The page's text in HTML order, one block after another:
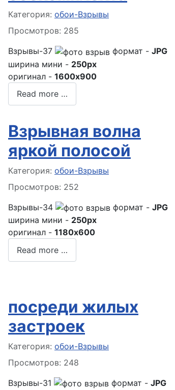
Информация о материале
Категория: обои-Взрывы
Просмотров: 285
Взрывы-37
формат - JPG
ширина мини - 250px
оригинал - 1600x900
Read more …
Взрывная волна
яркой полосой
Информация о материале
Категория: обои-Взрывы
Просмотров: 252
Взрывы-34
формат - JPG
ширина мини - 250px
оригинал - 1180x600
Read more …
посреди жилых
застроек
Информация о материале
Категория: обои-Взрывы
Просмотров: 248
Взрывы-31
формат - JPG